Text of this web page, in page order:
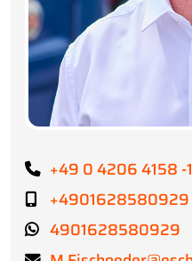
+49 0 4206 4158 -
+4901628580929
4901628580929